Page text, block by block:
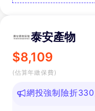
泰安產物
$8,109
(估算年繳保費)
網投強制險折